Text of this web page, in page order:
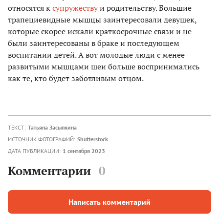
относятся ксупружествуи родительству. Большие
трапециевидные мышцы заинтересовали девушек,
которые скорее искали краткосрочные связи и не
были заинтересованы в браке и последующем
воспитании детей. А вот молодые люди с менее
развитыми мышцами шеи больше воспринимались
как те, кто будет заботливым отцом.
ТЕКСТ: Татьяна Засыпкина
ИСТОЧНИК ФОТОГРАФИЙ: Shutterstock
ДАТА ПУБЛИКАЦИИ: 1 сентября 2023
Комментарии 0
Написать комментарий